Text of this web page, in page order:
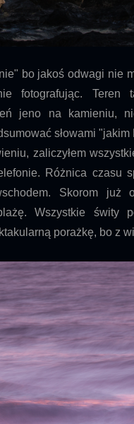
bo jakoś odwagi nie
fotografując.
jeno na kamieniu,
słowami
zaliczyłem
Różnica czasu
Skorom już
Wszystkie świty
porażkę, bo z